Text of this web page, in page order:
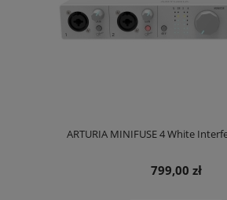
ARTURIA MINIFUSE 4 White
799,00 zł